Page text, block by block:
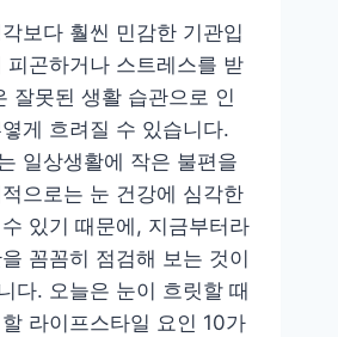
보다 훨씬 민감한 기관입
피곤하거나 스트레스를 받
잘못된 생활 습관으로 인
게 흐려질 수 있습니다.
일상생활에 작은 불편을
으로는 눈 건강에 심각한
있기 때문에, 지금부터라
꼼꼼히 점검해 보는 것이
다. 오늘은 눈이 흐릿할 때
라이프스타일 요인 10가